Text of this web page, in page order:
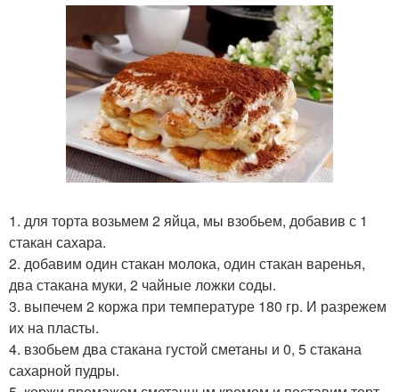
1. для торта возьмем 2 яйца, мы взобьем, добавив с 1
стакан сахара.
2. добавим один стакан молока, один стакан варенья,
два стакана муки, 2 чайные ложки соды.
3. выпечем 2 коржа при температуре 180 гр. И разрежем
их на пласты.
4. взобьем два стакана густой сметаны и 0, 5 стакана
сахарной пудры.